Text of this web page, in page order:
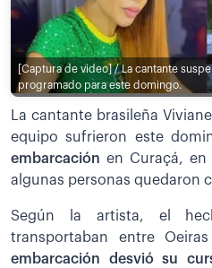
[Captura de video] / La cantante
programado para este domingo.
La cantante brasileña
equipo sufrieron este
embarcaciónen Curaçá, en
algunas personas quedaron
Según la artista, el
transportaban entre
embarcación desvió su